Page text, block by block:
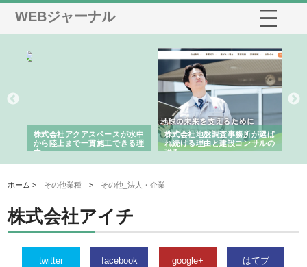
WEBジャーナル
株式会社アクアスペースが水中
から陸上まで一貫施工できる理
由
株式会社地盤調査事務所が選ば
れ続ける理由と建設コンサルの
強み
ホーム > その他業種 > その他_法人・企業
株式会社アイチ
twitter facebook google+ はてブ